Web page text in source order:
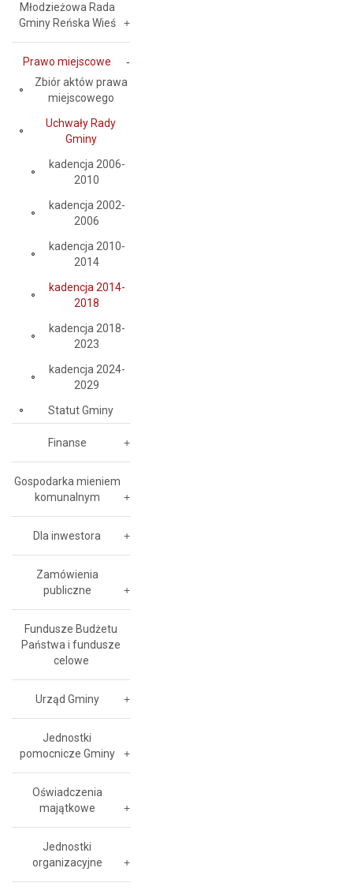
Młodzieżowa Rada
Gminy Reńska Wieś
Prawo miejscowe
Zbiór aktów prawa
miejscowego
Uchwały Rady
Gminy
kadencja 2006-
2010
kadencja 2002-
2006
kadencja 2010-
2014
kadencja 2014-
2018
kadencja 2018-
2023
kadencja 2024-
2029
Statut Gminy
Finanse
Gospodarka mieniem
komunalnym
Dla inwestora
Zamówienia
publiczne
Fundusze Budżetu
Państwa i fundusze
celowe
Urząd Gminy
Jednostki
pomocnicze Gminy
Oświadczenia
majątkowe
Jednostki
organizacyjne